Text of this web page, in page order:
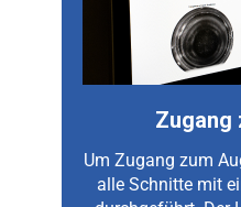
Zugang
Um Zugang zum
alle Schnitte mit